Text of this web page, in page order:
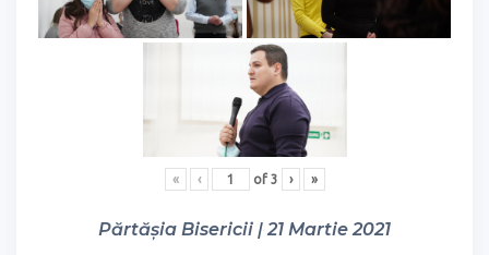
« ‹ of 3 › »
Părtășia Bisericii | 21 Martie 2021